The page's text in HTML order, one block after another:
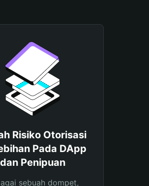
Risiko Otorisasi
Pada DApp
dan Penipuan
sebuah dompet,